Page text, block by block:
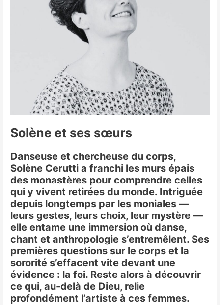
Solène et ses sœurs
Danseuse et chercheuse du corps,
Solène Cerutti a franchi les murs épais
des monastères pour comprendre celles
qui y vivent retirées du monde. Intriguée
depuis longtemps par les moniales —
leurs gestes, leurs choix, leur mystère —
elle entame une immersion où danse,
chant et anthropologie s’entremêlent. Ses
premières questions sur le corps et la
sororité s’effacent vite devant une
évidence : la foi. Reste alors à découvrir
ce qui, au-delà de Dieu, relie
profondément l’artiste à ces femmes.